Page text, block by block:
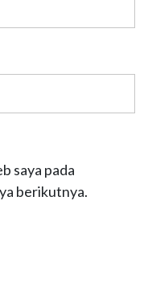
saya pada
berikutnya.